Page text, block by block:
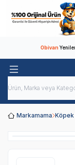
Obivan
Markamama Köpek